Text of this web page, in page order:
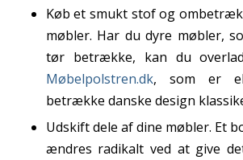
Køb et smukt stof og
møbler. Har du dyre møbler,
tør betrække, kan du
Møbelpolstren.dk, som er
betrække danske design
Udskift dele af dine møbler. Et
ændres radikalt ved at give